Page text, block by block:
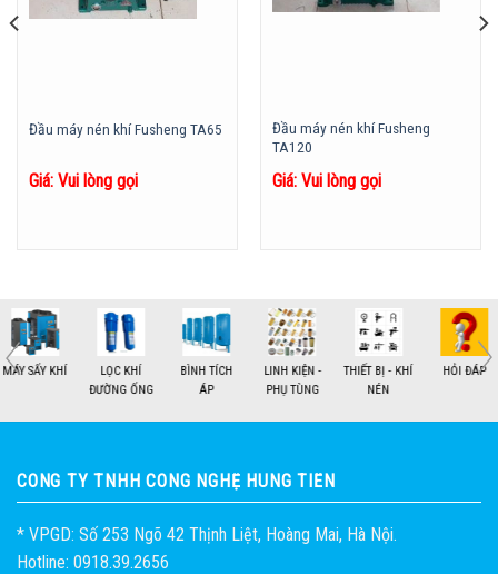
Đầu máy nén khí Fusheng TA65
Giá: Vui lòng gọi
Đầu máy nén khí Fusheng
TA120
Giá: Vui lòng gọi
MÁY SẤY KHÍ
LỌC KHÍ
ĐƯỜNG ỐNG
BÌNH TÍCH
ÁP
LINH KIỆN -
PHỤ TÙNG
THIẾT BỊ - KHÍ
NÉN
HỎI ĐÁP
CÔNG TY TNHH CÔNG NGHỆ HÙNG TIẾN
* VPGD: Số 253 Ngõ 42 Thịnh Liệt, Hoàng Mai, Hà Nội.
Hotline: 0918.39.2656